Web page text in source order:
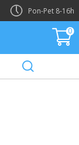
Pon-Pet 8-16h
0